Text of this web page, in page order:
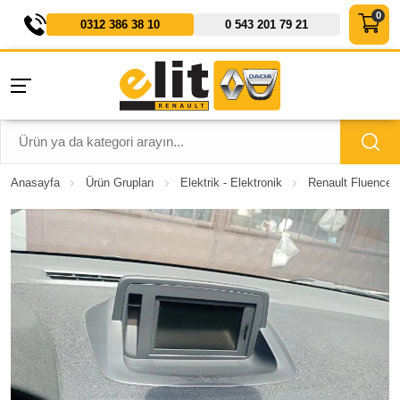
0312 386 38 10 0 543 201 79 21
Anasayfa Ürün Grupları Elektrik - Elektronik Renault Fluence